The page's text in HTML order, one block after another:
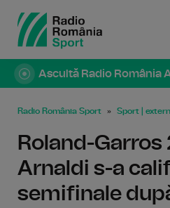
Ascultă Radio România
Radio România Sport Sport | extern
Roland-Garros
Arnaldi s-a
semifinale